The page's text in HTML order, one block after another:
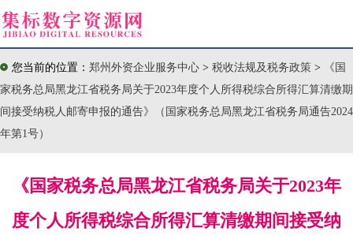
您当前的位置： 郑州外资企业服务中心 > 税收法规及税务政策 >
《国
家税务总局黑龙江省税务局关于2023年度个人所得税综合所得汇算清缴期
间接受纳税人邮寄申报的通告》（国家税务总局黑龙江省税务局通告2024
年第1号）
《国家税务总局黑龙江省税务局关于2023年
度个人所得税综合所得汇算清缴期间接受纳